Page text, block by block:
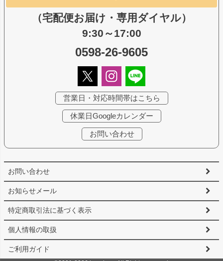
お問い合わせ
お知らせメール
特定商取引法に基づく表示
個人情報の取扱
ご利用ガイド
（宅配便お届け・専用ダイヤル）
9:30～17:00
0598-26-9605
営業日・対応時間帯はこちら
休業日Googleカレンダー
お問い合わせ